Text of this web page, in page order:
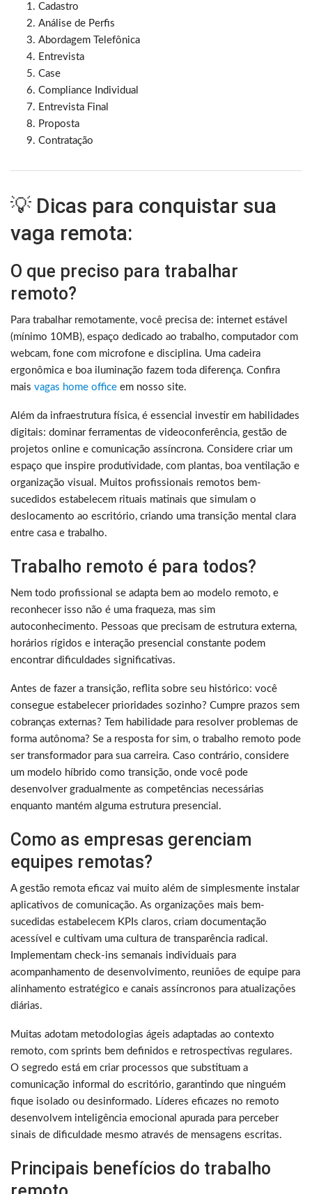
Cadastro
Análise de Perfis
Abordagem Telefônica
Entrevista
Case
Compliance Individual
Entrevista Final
Proposta
Contratação
💡 Dicas para conquistar sua
vaga remota:
O que preciso para trabalhar
remoto?
Para trabalhar remotamente, você precisa de: internet estável
(mínimo 10MB), espaço dedicado ao trabalho, computador com
webcam, fone com microfone e disciplina. Uma cadeira
ergonômica e boa iluminação fazem toda diferença. Confira
mais vagas home office em nosso site.
Além da infraestrutura física, é essencial investir em habilidades
digitais: dominar ferramentas de videoconferência, gestão de
projetos online e comunicação assíncrona. Considere criar um
espaço que inspire produtividade, com plantas, boa ventilação e
organização visual. Muitos profissionais remotos bem-
sucedidos estabelecem rituais matinais que simulam o
deslocamento ao escritório, criando uma transição mental clara
entre casa e trabalho.
Trabalho remoto é para todos?
Nem todo profissional se adapta bem ao modelo remoto, e
reconhecer isso não é uma fraqueza, mas sim
autoconhecimento. Pessoas que precisam de estrutura externa,
horários rígidos e interação presencial constante podem
encontrar dificuldades significativas.
Antes de fazer a transição, reflita sobre seu histórico: você
consegue estabelecer prioridades sozinho? Cumpre prazos sem
cobranças externas? Tem habilidade para resolver problemas de
forma autônoma? Se a resposta for sim, o trabalho remoto pode
ser transformador para sua carreira. Caso contrário, considere
um modelo híbrido como transição, onde você pode
desenvolver gradualmente as competências necessárias
enquanto mantém alguma estrutura presencial.
Como as empresas gerenciam
equipes remotas?
A gestão remota eficaz vai muito além de simplesmente instalar
aplicativos de comunicação. As organizações mais bem-
sucedidas estabelecem KPIs claros, criam documentação
acessível e cultivam uma cultura de transparência radical.
Implementam check-ins semanais individuais para
acompanhamento de desenvolvimento, reuniões de equipe para
alinhamento estratégico e canais assíncronos para atualizações
diárias.
Muitas adotam metodologias ágeis adaptadas ao contexto
remoto, com sprints bem definidos e retrospectivas regulares.
O segredo está em criar processos que substituam a
comunicação informal do escritório, garantindo que ninguém
fique isolado ou desinformado. Líderes eficazes no remoto
desenvolvem inteligência emocional apurada para perceber
sinais de dificuldade mesmo através de mensagens escritas.
Principais benefícios do trabalho